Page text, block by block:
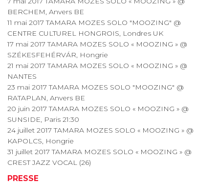
BERCHEM, Anvers BE
11 mai 2017 TAMARA MOZES SOLO "MOOZING" @
CENTRE CULTUREL HONGROIS, Londres UK
17 mai 2017 TAMARA MOZES SOLO « MOOZING » @
SZÉKESFEHÉRVÁR, Hongrie
21 mai 2017 TAMARA MOZES SOLO « MOOZING » @
NANTES
23 mai 2017 TAMARA MOZES SOLO "MOOZING" @
RATAPLAN, Anvers BE
20 juin 2017 TAMARA MOZES SOLO « MOOZING » @
SUNSIDE, Paris 21:30
24 juillet 2017 TAMARA MOZES SOLO « MOOZING » @
KAPOLCS, Hongrie
31 juillet 2017 TAMARA MOZES SOLO « MOOZING » @
CREST JAZZ VOCAL (26)
PRESSE